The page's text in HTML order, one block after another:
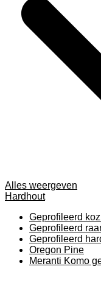
Alles weergeven
Hardhout
Geprofileerd
Geprofileerd
Geprofileerd
Oregon Pine
Meranti Komo